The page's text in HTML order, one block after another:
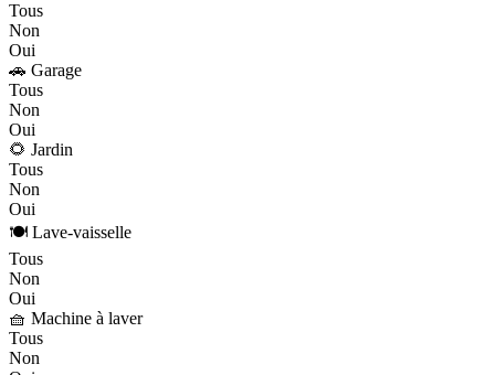
Tous
Non
Oui
🚗 Garage
Tous
Non
Oui
🌻 Jardin
Tous
Non
Oui
🍽️ Lave-vaisselle
Tous
Non
Oui
🧺 Machine à laver
Tous
Non